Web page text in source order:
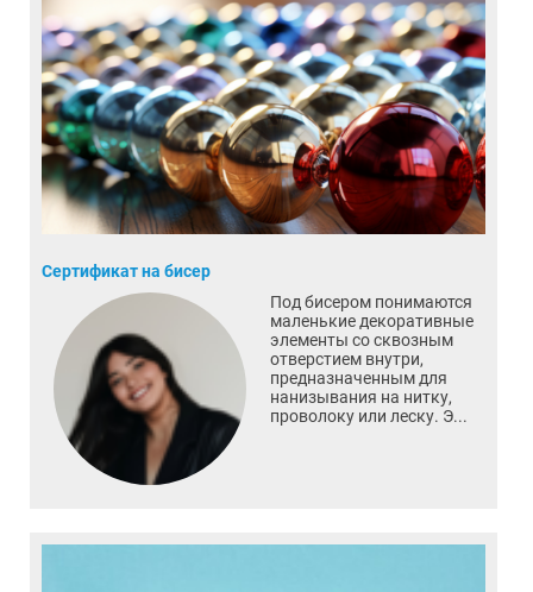
Сертификат на бисер
Под бисером понимаются
маленькие декоративные
элементы со сквозным
отверстием внутри,
предназначенным для
нанизывания на нитку,
проволоку или леску. Э...